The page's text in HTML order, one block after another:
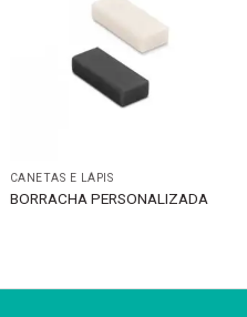
CANETAS E LÁPIS
BORRACHA PERSONALIZADA